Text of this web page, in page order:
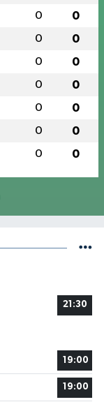
0 0
0 0
0 0
0 0
0 0
0 0
0 0
21:30
19:00
19:00